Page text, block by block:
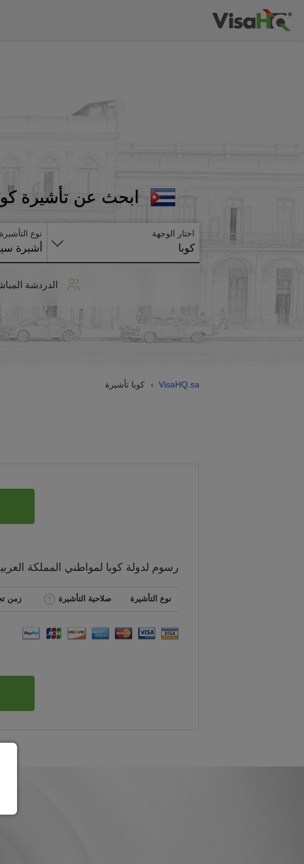
ابحث عن تأشيرة
اختار الوجهة
كوبا
نوع التأشيرة
أشيرة
الدردشة
VisaHQ.sa
› كوبا تأشيرة
رسوم لدولة كوبا لمواطني المملكة
نوع التأشيرة صلاحية التأشيرة زمن